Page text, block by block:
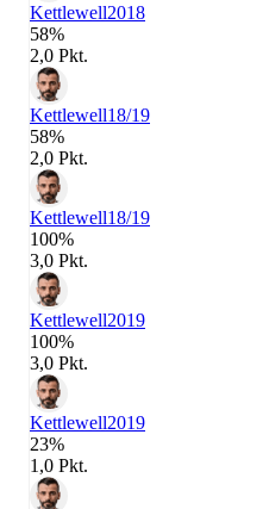
Kettlewell2018
58%
2,0 Pkt.
Kettlewell18/19
58%
2,0 Pkt.
Kettlewell18/19
100%
3,0 Pkt.
Kettlewell2019
100%
3,0 Pkt.
Kettlewell2019
23%
1,0 Pkt.